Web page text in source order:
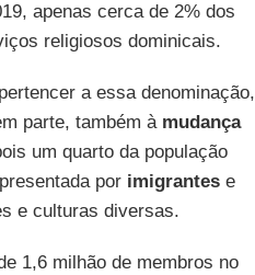
apenas cerca de 2% dos
religiosos dominicais.
a essa denominação,
parte, também à mudança
um quarto da população
por imigrantese
e culturas diversas.
1,6 milhão de membros no